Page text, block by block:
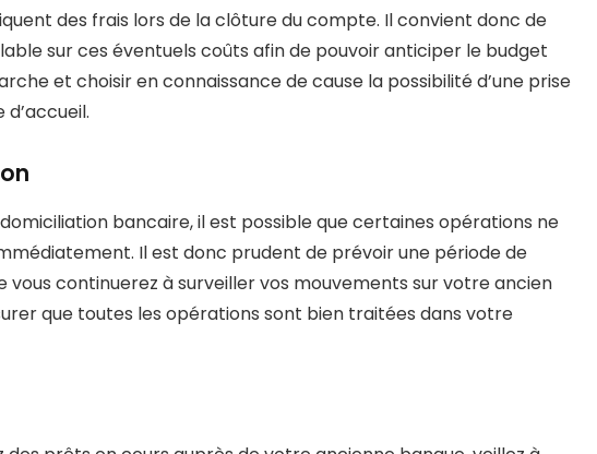
des frais lors de la clôture du compte. Il convient donc de
sur ces éventuels coûts afin de pouvoir anticiper le budget
et choisir en connaissance de cause la possibilité d’une prise
bancaire, il est possible que certaines opérations ne
Il est donc prudent de prévoir une période de
vous continuerez à surveiller vos mouvements sur votre ancien
que toutes les opérations sont bien traitées dans votre